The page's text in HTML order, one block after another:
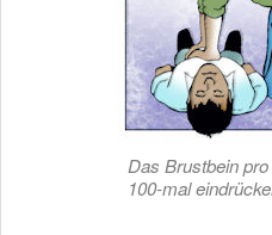
Das Brustbein
100-mal